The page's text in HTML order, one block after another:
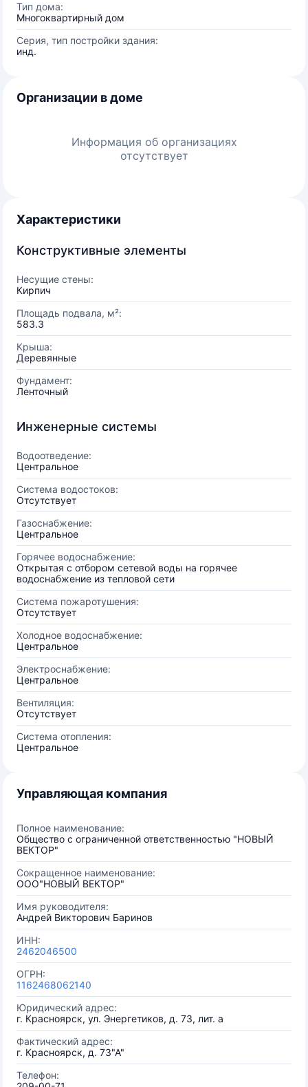
Тип дома:
Многоквартирный дом
Серия, тип постройки здания:
инд.
Организации в доме
Информация об организациях
отсутствует
Характеристики
Конструктивные элементы
Несущие стены:
Кирпич
Площадь подвала, м²:
583.3
Крыша:
Деревянные
Фундамент:
Ленточный
Инженерные системы
Водоотведение:
Центральное
Система водостоков:
Отсутствует
Газоснабжение:
Центральное
Горячее водоснабжение:
Открытая с отбором сетевой воды на горячее
водоснабжение из тепловой сети
Система пожаротушения:
Отсутствует
Холодное водоснабжение:
Центральное
Электроснабжение:
Центральное
Вентиляция:
Отсутствует
Система отопления:
Центральное
Управляющая компания
Полное наименование:
Общество с ограниченной ответственностью "НОВЫЙ
ВЕКТОР"
Сокращенное наименование:
ООО"НОВЫЙ ВЕКТОР"
Имя руководителя:
Андрей Викторович Баринов
ИНН:
2462046500
ОГРН:
1162468062140
Юридический адрес:
г. Красноярск, ул. Энергетиков, д. 73, лит. а
Фактический адрес:
г. Красноярск, д. 73"А"
Телефон: